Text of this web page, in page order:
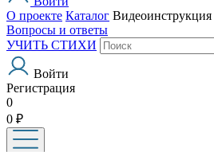
О проекте Каталог Видеоинструкция
Вопросы и ответы
УЧИТЬ СТИХИ
Войти
Регистрация
0
0 ₽